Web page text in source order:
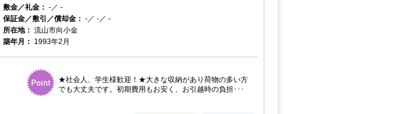
敷金／礼金： -／ -
保証金／敷引／償却金： -／ -／ -
所在地： 流山市向小金
築年月： 1993年2月
★社会人、学生様歓迎！★大きな収納があり荷物の多い方
でも大丈夫です。初期費用もお安く、お引越時の負担･･･